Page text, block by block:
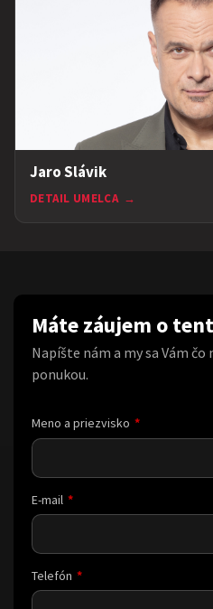
Jaro Slávik
DETAIL UMELCA →
Máte záujem o
Napíšte nám a my sa Vám
ponukou.
Meno a priezvisko
E-mail
Telefón